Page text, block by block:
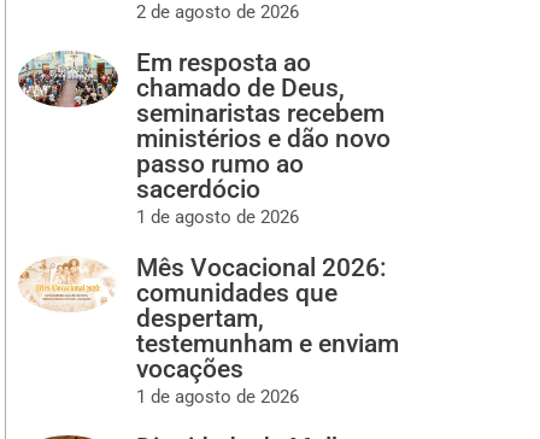
2 de agosto de 2026
Em resposta ao
chamado de Deus,
seminaristas recebem
ministérios e dão novo
passo rumo ao
sacerdócio
1 de agosto de 2026
Mês Vocacional 2026:
comunidades que
despertam,
testemunham e enviam
vocações
1 de agosto de 2026